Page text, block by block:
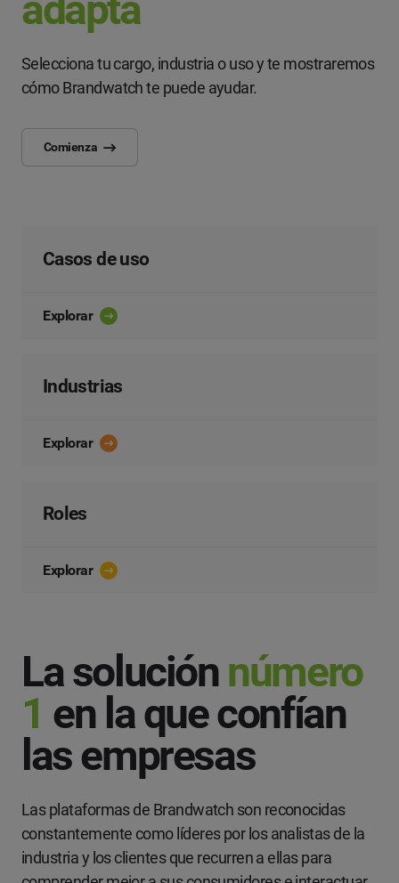
Selecciona tu cargo, industria o uso y te mostraremos
cómo Brandwatch te puede ayudar.
Comienza
Casos de uso
Explorar
Industrias
Explorar
Roles
Explorar
La soluciónnúmero
1 en la que confían
las empresas
Las plataformas de Brandwatch son reconocidas
constantemente como líderes por los analistas de la
industria y los clientes que recurren a ellas para